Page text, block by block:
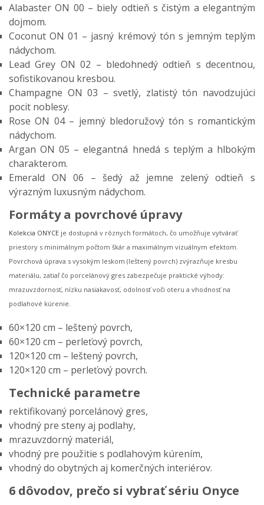
Alabaster ON 00 – biely odtieň s čistým a elegantným
dojmom.
Coconut ON 01 – jasný krémový tón s jemným teplým
nádychom.
Lead Grey ON 02 – bledohnedý odtieň s decentnou,
sofistikovanou kresbou.
Champagne ON 03 – svetlý, zlatistý tón navodzujúci
pocit noblesy.
Rose ON 04 – jemný bledoružový tón s romantickým
nádychom.
Argan ON 05 – elegantná hnedá s teplým a hlbokým
charakterom.
Emerald ON 06 – šedý až jemne zelený odtieň s
výrazným luxusným nádychom.
Formáty a povrchové úpravy
Kolekcia ONYCE je dostupná v rôznych formátoch, čo umožňuje vytvárať
priestory s minimálnym počtom škár a maximálnym vizuálnym efektom.
Povrchová úprava s vysokým leskom (leštený povrch) zvýrazňuje kresbu
materiálu, zatiaľ čo porcelánový gres zabezpečuje praktické výhody:
mrazuvzdornosť, nízku nasiakavosť, odolnosť voči oteru a vhodnosť na
podlahové kúrenie.
60×120 cm – leštený povrch,
60×120 cm – perleťový povrch,
120×120 cm – leštený povrch,
120×120 cm – perleťový povrch.
Technické parametre
rektifikovaný porcelánový gres,
vhodný pre steny aj podlahy,
mrazuvzdorný materiál,
vhodný pre použitie s podlahovým kúrením,
vhodný do obytných aj komerčných interiérov.
6 dôvodov, prečo si vybrať sériu Onyce